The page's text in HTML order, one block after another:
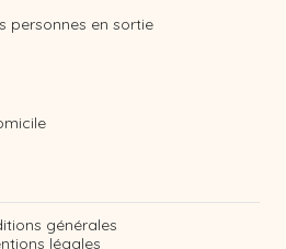
personnes en sortie
générales
légales